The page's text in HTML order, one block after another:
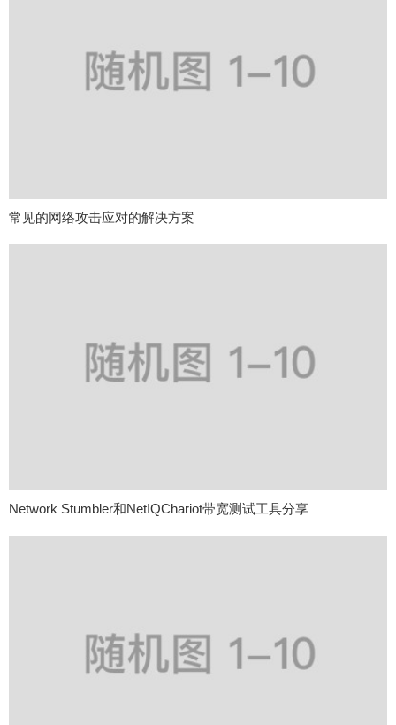
常见的网络攻击应对的解决方案
Network Stumbler和NetIQChariot带宽测试工具分享